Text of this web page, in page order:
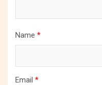
Name *
Email *